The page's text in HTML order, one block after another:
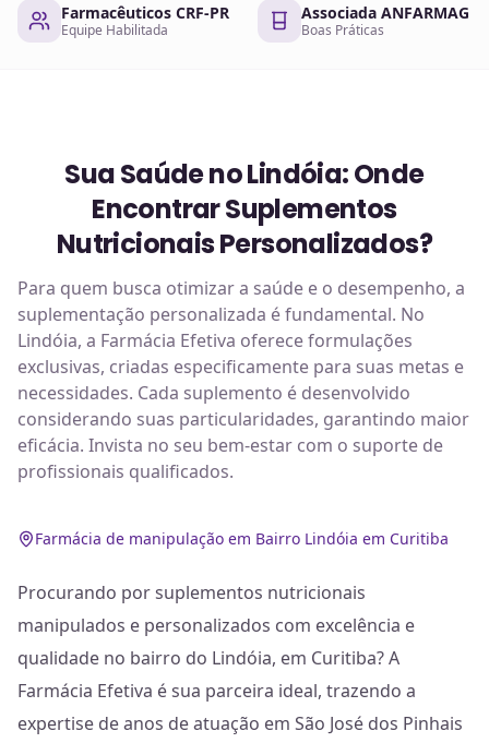
Farmacêuticos CRF-PR
Equipe Habilitada
Associada ANFARMAG
Boas Práticas
Sua Saúde no Lindóia: Onde
Encontrar Suplementos
Nutricionais Personalizados?
Para quem busca otimizar a saúde e o desempenho, a
suplementação personalizada é fundamental. No
Lindóia, a Farmácia Efetiva oferece formulações
exclusivas, criadas especificamente para suas metas e
necessidades. Cada suplemento é desenvolvido
considerando suas particularidades, garantindo maior
eficácia. Invista no seu bem-estar com o suporte de
profissionais qualificados.
Farmácia de manipulação em Bairro Lindóia em Curitiba
Procurando por suplementos nutricionais
manipulados e personalizados com excelência e
qualidade no bairro do Lindóia, em Curitiba? A
Farmácia Efetiva é sua parceira ideal, trazendo a
expertise de anos de atuação em São José dos Pinhais